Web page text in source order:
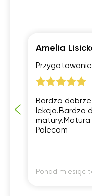
Amelia
Bardzo
lekcja.Bardzo
Polecam
Ponad miesiąc